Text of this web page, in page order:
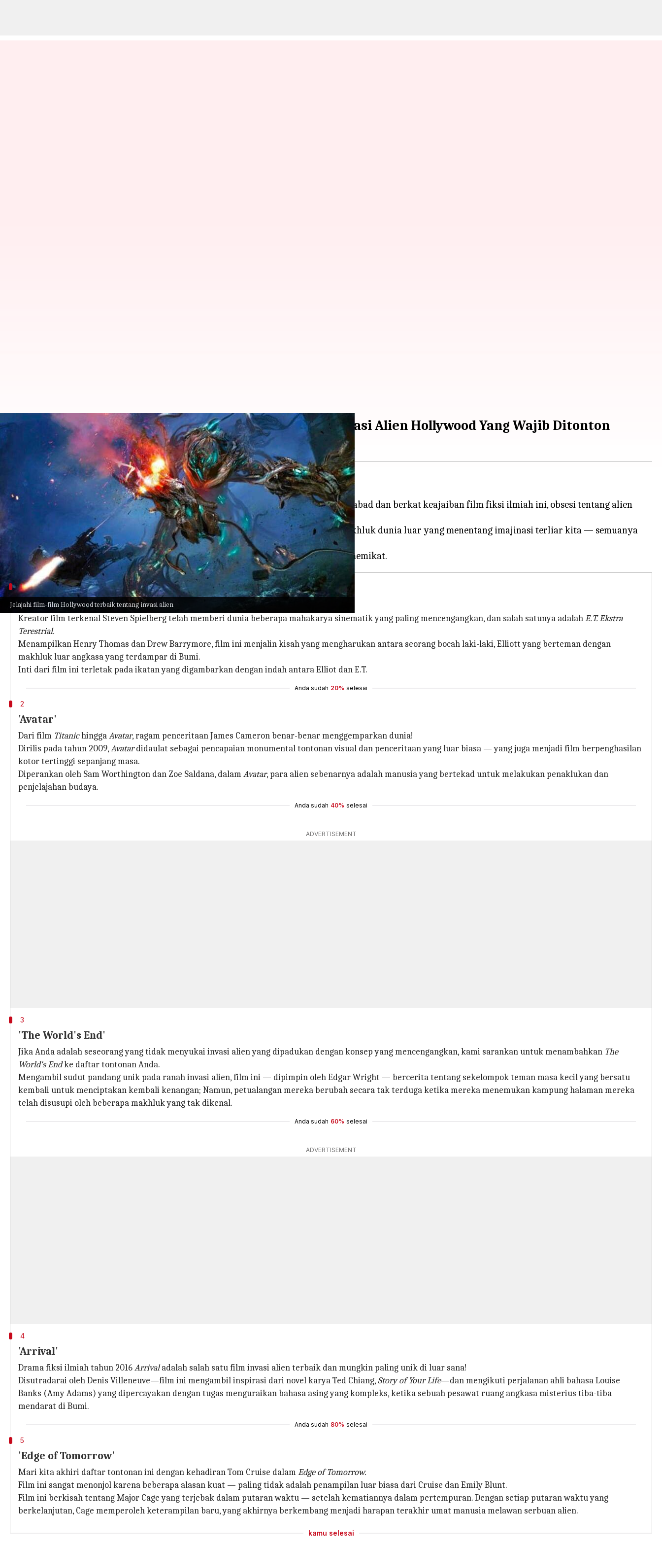
Jelajahi film-film Hollywood terbaik tentang invasi alien
Dari Film 'Arrival' Hingga 'Edge of Tomorrow': Film Invasi Alien Hollywood Yang Wajib Ditonton
Handoko Aug 10, 2023 11:16 am
Saatnya invasi alien!
Daya pikat makhluk luar angkasa telah memesona umat manusia selama berabad-abad dan berkat keajaiban film fiksi ilmiah ini, obsesi tentang alien
tetap terjaga seperti sediakala.
Semesta di luar dunia ini memungkinkan kita untuk membayangkan makhluk-makhluk dunia luar yang menentang imajinasi terliar kita — semuanya
dapat disaksikan dari kenyamanan tempat tidur kita.
Dari filmAvatarhingga Arrival
1
'E.T. Ekstra Terestrial'
Kreator film terkenal Steven Spielberg telah memberi dunia beberapa mahakarya sinematik yang paling mencengangkan, dan salah satunya adalahE.T. Ekstra
Terestrial.
Menampilkan Henry Thomas dan Drew Barrymore, film ini menjalin kisah yang mengharukan antara seorang bocah laki-laki, Elliott yang berteman dengan
makhluk luar angkasa yang terdampar di Bumi.
Inti dari film ini terletak pada ikatan yang digambarkan dengan indah antara Elliot dan E.T.
Anda sudah 20% selesai
2
'Avatar'
Dari film TitanichinggaAvatar, ragam penceritaan James Cameron benar-benar menggemparkan dunia!
Dirilis pada tahun 2009,Avatardidaulat sebagai pencapaian monumental tontonan visual dan penceritaan yang luar biasa — yang juga menjadi film berpenghasilan
kotor tertinggi sepanjang masa.
Diperankan oleh Sam Worthington dan Zoe Saldana, dalamAvatar, para alien sebenarnya adalah manusia yang bertekad untuk melakukan penaklukan dan
penjelajahan budaya.
Anda sudah 40% selesai
ADVERTISEMENT
3
'The World's End'
Jika Anda adalah seseorang yang tidak menyukai invasi alien yang dipadukan dengan konsep yang mencengangkan, kami sarankan untuk menambahkan The
World's Endke daftar tontonan Anda.
Mengambil sudut pandang unik pada ranah invasi alien, film ini — dipimpin oleh Edgar Wright — bercerita tentang sekelompok teman masa kecil yang bersatu
kembali untuk menciptakan kembali kenangan; Namun, petualangan mereka berubah secara tak terduga ketika mereka menemukan kampung halaman mereka
telah disusupi oleh beberapa makhluk yang tak dikenal.
Anda sudah 60% selesai
ADVERTISEMENT
4
'Arrival'
Drama fiksi ilmiah tahun 2016Arrivaladalah salah satu film invasi alien terbaik dan mungkin paling unik di luar sana!
Disutradarai oleh Denis Villeneuve—film ini mengambil inspirasi dari novel karya Ted Chiang,Story of Your Life—dan mengikuti perjalanan ahli bahasa Louise
Banks (Amy Adams) yang dipercayakan dengan tugas menguraikan bahasa asing yang kompleks, ketika sebuah pesawat ruang angkasa misterius tiba-tiba
mendarat di Bumi.
Anda sudah 80% selesai
5
'Edge of Tomorrow'
Mari kita akhiri daftar tontonan ini dengan kehadiran Tom Cruise dalamEdge of Tomorrow.
Film ini sangat menonjol karena beberapa alasan kuat — paling tidak adalah penampilan luar biasa dari Cruise dan Emily Blunt.
Film ini berkisah tentang Major Cage yang terjebak dalam putaran waktu — setelah kematiannya dalam pertempuran. Dengan setiap putaran waktu yang
berkelanjutan, Cage memperoleh keterampilan baru, yang akhirnya berkembang menjadi harapan terakhir umat manusia melawan serbuan alien.
kamu selesai